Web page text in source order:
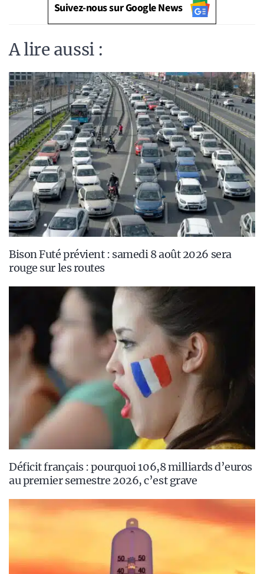
Suivez-nous sur Google News
A lire aussi :
Bison Futé prévient : samedi 8 août 2026 sera
rouge sur les routes
Déficit français : pourquoi 106,8 milliards d’euros
au premier semestre 2026, c’est grave